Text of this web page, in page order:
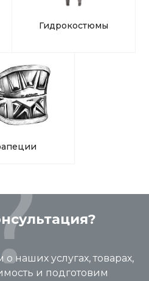
Гидрокостюмы
наших услугах, товарах,
и подготовим